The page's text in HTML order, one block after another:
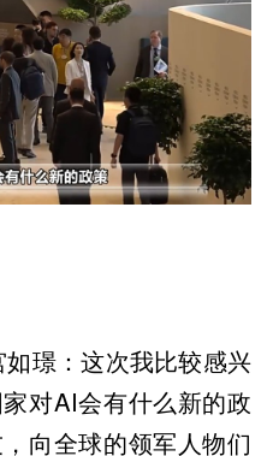
璟：这次我比较感兴
对AI会有什么新的政
向全球的领军人物们